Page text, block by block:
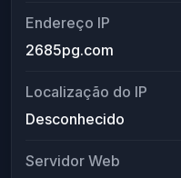
Endereço IP
2685pg.com
Localização do IP
Desconhecido
Servidor Web